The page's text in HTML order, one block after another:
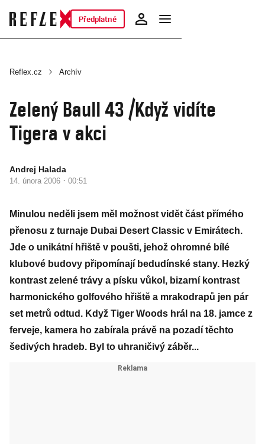
Předplatné
Reflex.cz Archív
Zelený Baull 43 /Když vidíte
Tigera v akci
Andrej Halada
14. února 2006 · 00:51
Minulou neděli jsem měl možnost vidět část přímého
přenosu z turnaje Dubai Desert Classic v Emirátech.
Jde o unikátní hřiště v poušti, jehož ohromné bílé
klubové budovy připomínají bedudínské stany. Hezký
kontrast zelené trávy a písku vůkol, bizarní kontrast
harmonického golfového hřiště a mrakodrapů jen pár
set metrů odtud. Když Tiger Woods hrál na 18. jamce z
ferveje, kamera ho zabírala právě na pozadí těchto
šedivých hradeb. Byl to uhraničivý záběr...